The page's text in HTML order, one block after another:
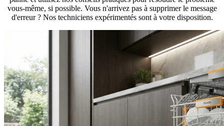
vous-même, si possible. Vous n'arrivez pas à supprimer le message
d'erreur ? Nos techniciens expérimentés sont à votre disposition.